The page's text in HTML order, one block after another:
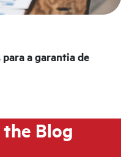
a garantia de
Blog